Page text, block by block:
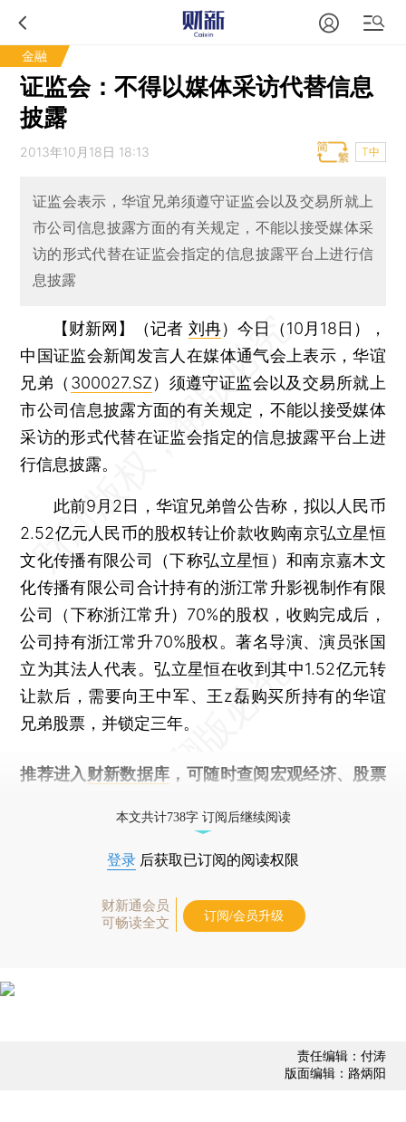
金融
证监会：不得以媒体采访代替信息
披露
2013年10月18日 18:13 T中
证监会表示，华谊兄弟须遵守证监会以及交易所就上
市公司信息披露方面的有关规定，不能以接受媒体采
访的形式代替在证监会指定的信息披露平台上进行信
息披露
【财新网】（记者 刘冉） 今日（10月18日），
中国证监会新闻发言人在媒体通气会上表示，华谊
兄弟（ 300027.SZ）须遵守证监会以及交易所就上
市公司信息披露方面的有关规定，不能以接受媒体
采访的形式代替在证监会指定的信息披露平台上进
行信息披露。
此前9月2日，华谊兄弟曾公告称，拟以人民币
2.52亿元人民币的股权转让价款收购南京弘立星恒
文化传播有限公司（下称弘立星恒）和南京嘉木文
化传播有限公司合计持有的浙江常升影视制作有限
公司（下称浙江常升）70%的股权，收购完成后，
公司持有浙江常升70%股权。著名导演、演员张国
立为其法人代表。弘立星恒在收到其中1.52亿元转
让款后，需要向王中军、王z磊购买所持有的华谊
兄弟股票，并锁定三年。
推荐进入 财新数据库 ，可随时查阅宏观经济、股票
本文共计738字 订阅后继续阅读
登录 后获取已订阅的阅读权限
财新通会员
可畅读全文
订阅/会员升级
责任编辑：付涛
版面编辑：路炳阳